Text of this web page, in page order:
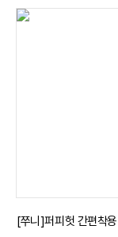
[쭈니]퍼피헛 간편착